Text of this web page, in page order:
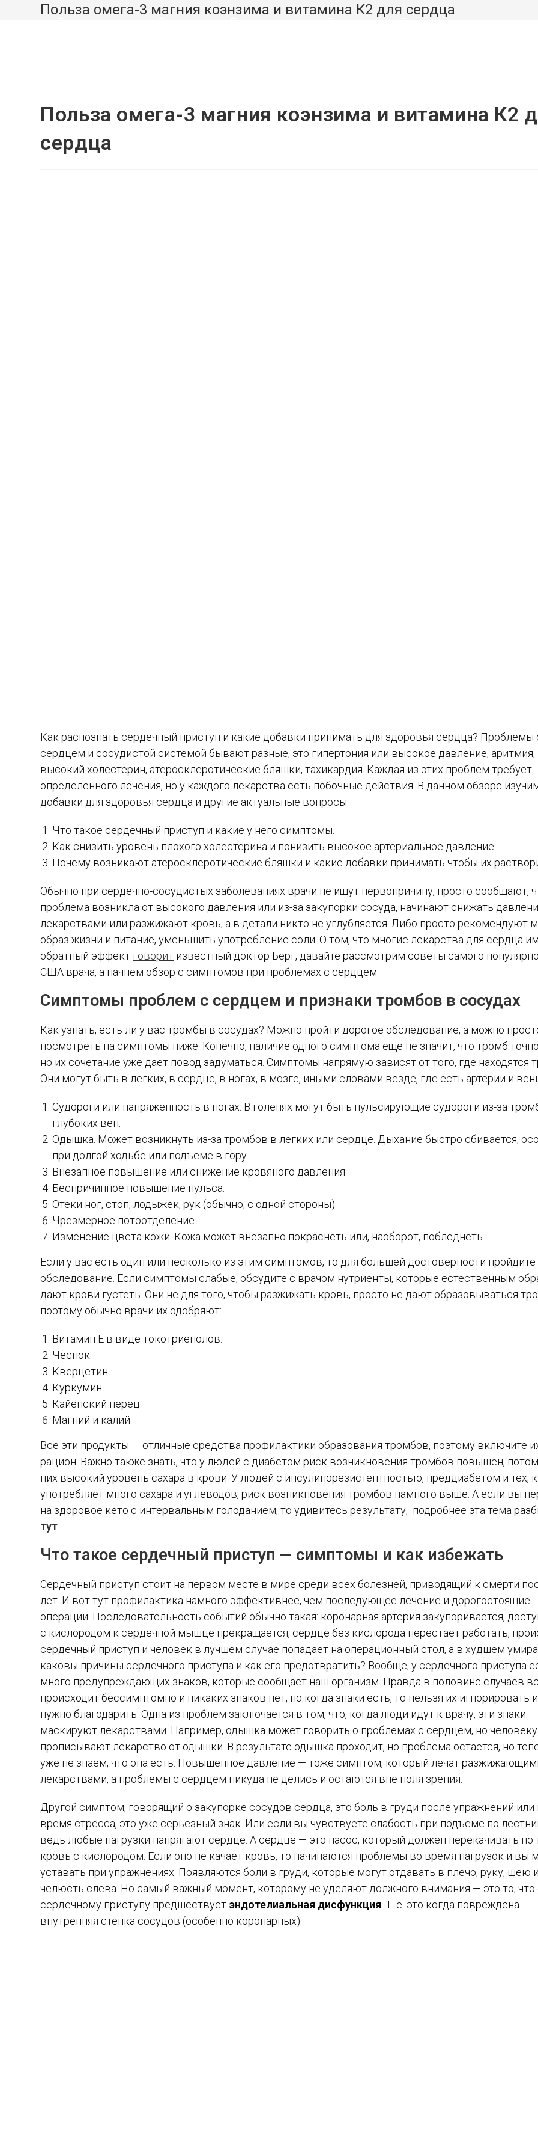
ПО
Польза омега-3 магния коэнзима и витамина К2 для сердца
Польза омега-3 магния коэнзима и витамина К2
сердца
Как распознать сердечный приступ и какие добавки принимать для здоровья сердца? Проблемы
сердцем и сосудистой системой бывают разные, это гипертония или высокое давление, аритмия,
высокий холестерин, атеросклеротические бляшки, тахикардия. Каждая из этих проблем требует
определенного лечения, но у каждого лекарства есть побочные действия. В данном обзоре
добавки для здоровья сердца и другие актуальные вопросы:
Что такое сердечный приступ и какие у него симптомы.
Как снизить уровень плохого холестерина и понизить высокое артериальное давление.
Почему возникают атеросклеротические бляшки и какие добавки принимать чтобы их
Обычно при сердечно-сосудистых заболеваниях врачи не ищут первопричину, просто сообщают,
проблема возникла от высокого давления или из-за закупорки сосуда, начинают снижать
лекарствами или разжижают кровь, а в детали никто не углубляется. Либо просто рекомендуют
образ жизни и питание, уменьшить употребление соли. О том, что многие лекарства для сердца
обратный эффект говорит известный доктор Берг, давайте рассмотрим советы самого
США врача, а начнем обзор с симптомов при проблемах с сердцем.
Симптомы проблем с сердцем и признаки тромбов в сосудах
Как узнать, есть ли у вас тромбы в сосудах? Можно пройти дорогое обследование, а можно
посмотреть на симптомы ниже. Конечно, наличие одного симптома еще не значит, что тромб
но их сочетание уже дает повод задуматься. Симптомы напрямую зависят от того, где находятся
Они могут быть в легких, в сердце, в ногах, в мозге, иными словами везде, где есть артерии и
Судороги или напряженность в ногах. В голенях могут быть пульсирующие судороги из-за
глубоких вен.
Одышка. Может возникнуть из-за тромбов в легких или сердце. Дыхание быстро сбивается,
при долгой ходьбе или подъеме в гору.
Внезапное повышение или снижение кровяного давления.
Беспричинное повышение пульса.
Отеки ног, стоп, лодыжек, рук (обычно, с одной стороны).
Чрезмерное потоотделение.
Изменение цвета кожи. Кожа может внезапно покраснеть или, наоборот, побледнеть.
Если у вас есть один или несколько из этим симптомов, то для большей достоверности пройдите
обследование. Если симптомы слабые, обсудите с врачом нутриенты, которые естественным
дают крови густеть. Они не для того, чтобы разжижать кровь, просто не дают образовываться
поэтому обычно врачи их одобряют:
Витамин Е в виде токотриенолов.
Чеснок.
Кверцетин.
Куркумин.
Кайенский перец.
Магний и калий.
Все эти продукты — отличные средства профилактики образования тромбов, поэтому включите
рацион. Важно также знать, что у людей с диабетом риск возникновения тромбов повышен,
них высокий уровень сахара в крови. У людей с инсулинорезистентностью, преддиабетом и тех,
употребляет много сахара и углеводов, риск возникновения тромбов намного выше. А если вы
на здоровое кето с интервальным голоданием, то удивитесь результату, подробнее эта тема
тут
Что такое сердечный приступ — симптомы и как избежать
Сердечный приступ стоит на первом месте в мире среди всех болезней, приводящий к смерти
лет. И вот тут профилактика намного эффективнее, чем последующее лечение и дорогостоящие
операции. Последовательность событий обычно такая: коронарная артерия закупоривается,
с кислородом к сердечной мышце прекращается, сердце без кислорода перестает работать,
сердечный приступ и человек в лучшем случае попадает на операционный стол, а в худшем
каковы причины сердечного приступа и как его предотвратить? Вообще, у сердечного приступа
много предупреждающих знаков, которые сообщает наш организм. Правда в половине случаев
происходит бессимптомно и никаких знаков нет, но когда знаки есть, то нельзя их игнорировать
нужно благодарить. Одна из проблем заключается в том, что, когда люди идут к врачу, эти знаки
маскируют лекарствами. Например, одышка может говорить о проблемах с сердцем, но человеку
прописывают лекарство от одышки. В результате одышка проходит, но проблема остается, но
уже не знаем, что она есть. Повышенное давление — тоже симптом, который лечат
лекарствами, а проблемы с сердцем никуда не делись и остаются вне поля зрения.
Другой симптом, говорящий о закупорке сосудов сердца, это боль в груди после упражнений или
время стресса, это уже серьезный знак. Или если вы чувствуете слабость при подъеме по
ведь любые нагрузки напрягают сердце. А сердце — это насос, который должен перекачивать по
кровь с кислородом. Если оно не качает кровь, то начинаются проблемы во время нагрузок и вы
уставать при упражнениях. Появляются боли в груди, которые могут отдавать в плечо, руку, шею
челюсть слева. Но самый важный момент, которому не уделяют должного внимания — это то,
сердечному приступу предшествует эндотелиальная дисфункция . Т. е. это когда повреждена
внутренняя стенка сосудов (особенно коронарных).